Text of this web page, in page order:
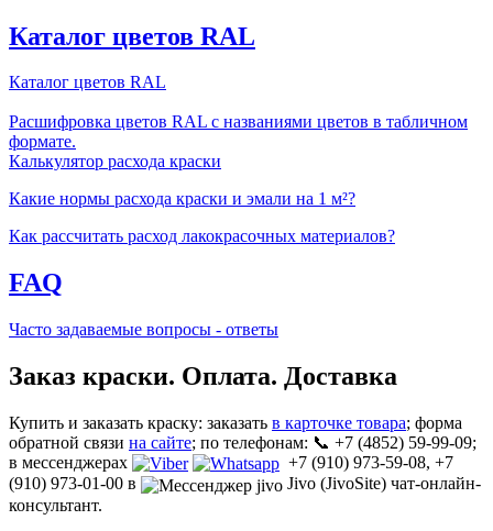
Каталог цветов RAL
Каталог цветов RAL
Расшифровка цветов RAL с названиями цветов в табличном
формате.
Калькулятор расхода краски
Какие нормы расхода краски и эмали на 1 м²?
Как рассчитать расход лакокрасочных материалов?
FAQ
Часто задаваемые вопросы - ответы
Заказ краски. Оплата. Доставка
Купить и заказать краску: заказать в карточке товара; форма
обратной связи на сайте; по телефонам: 📞 +7 (4852) 59-99-09;
в мессенджерах
+7 (910) 973-59-08, +7
(910) 973-01-00 в
Jivo (JivoSite) чат-онлайн-
консультант.